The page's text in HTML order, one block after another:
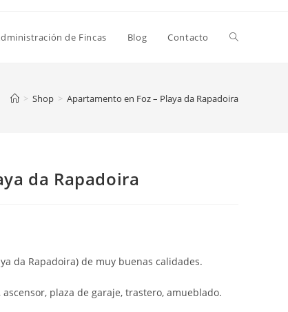
de Fincas Blog Contacto
> Shop > Apartamento en Foz – Playa da Rapadoira
da Rapadoira
da Rapadoira) de muy buenas calidades.
plaza de garaje, trastero, amueblado.